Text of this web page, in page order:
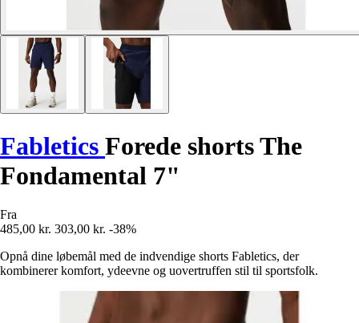
Fabletics Forede shorts The
Fondamental 7"
Fra
485,00 kr. 303,00 kr. -38%
Opnå dine løbemål med de indvendige shorts Fabletics, der
kombinerer komfort, ydeevne og uovertruffen stil til sportsfolk.